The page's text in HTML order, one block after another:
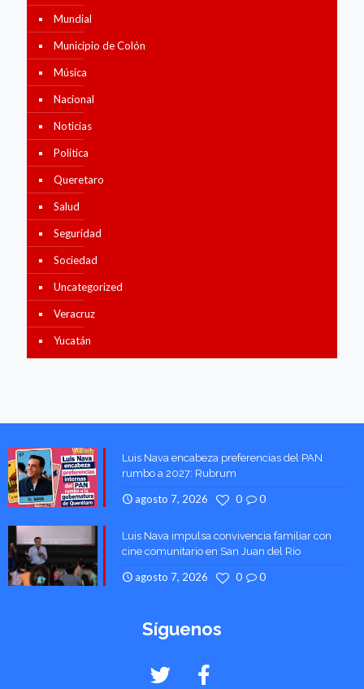
Mundial
Municipio de Colón
Música
Nacional
Noticias
Politica
Queretaro
Salud
Seguridad
Sociedad
Uncategorized
Veracruz
Yucatán
Luis Nava encabeza preferencias del PAN
rumbo a 2027: Rubrum
agosto 7, 2026 0
0
Luis Nava impulsa convivencia familiar con
cine comunitario en San Juan del Río
agosto 7, 2026 0
0
Síguenos